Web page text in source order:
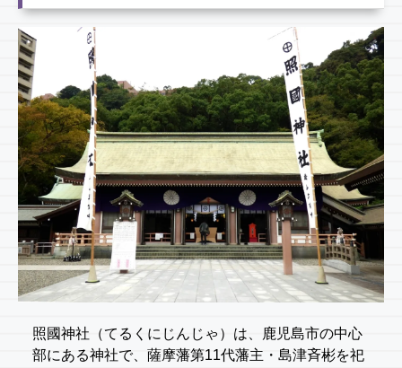
照國神社（てるくにじんじゃ）は、鹿児島市の中心
部にある神社で、薩摩藩第11代藩主・島津斉彬を祀